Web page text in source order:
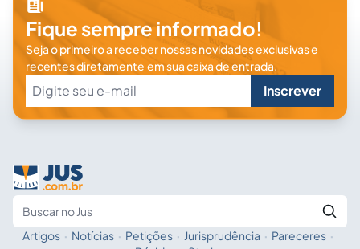
Fique sempre informado!
Seja o primeiro a receber nossas novidades exclusivas e
recentes diretamente em sua caixa de entrada.
Inscrever
Artigos · Notícias · Petições · Jurisprudência · Pareceres ·